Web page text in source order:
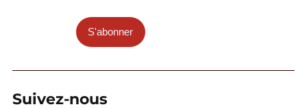
S'abonner
Suivez-nous